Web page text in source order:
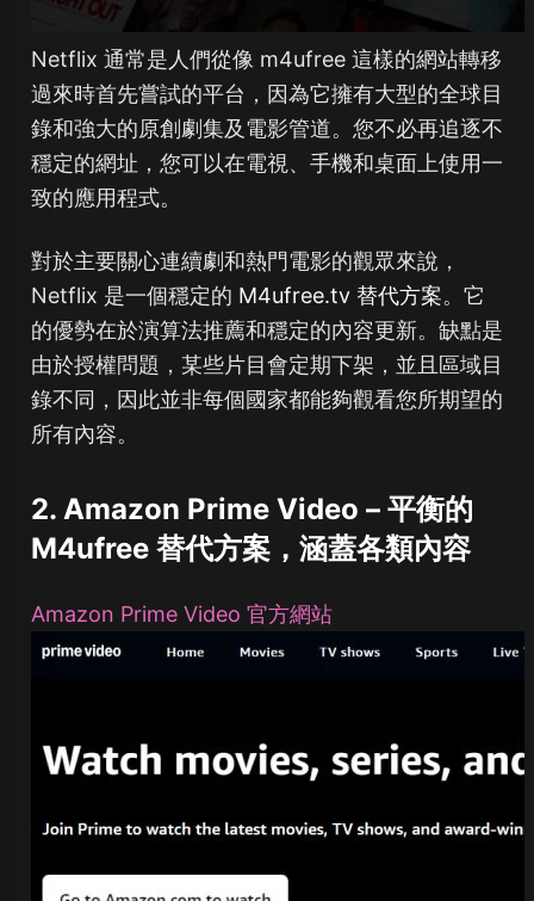
Netflix 通常是人們從像 m4ufree 這樣的網站轉移
過來時首先嘗試的平台，因為它擁有大型的全球目
錄和強大的原創劇集及電影管道。您不必再追逐不
穩定的網址，您可以在電視、手機和桌面上使用一
致的應用程式。
對於主要關心連續劇和熱門電影的觀眾來說，
Netflix 是一個穩定的 M4ufree.tv 替代方案。它
的優勢在於演算法推薦和穩定的內容更新。缺點是
由於授權問題，某些片目會定期下架，並且區域目
錄不同，因此並非每個國家都能夠觀看您所期望的
所有內容。
2. Amazon Prime Video – 平衡的
M4ufree 替代方案，涵蓋各類內容
Amazon Prime Video 官方網站